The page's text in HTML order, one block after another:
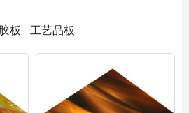
板 工艺品板